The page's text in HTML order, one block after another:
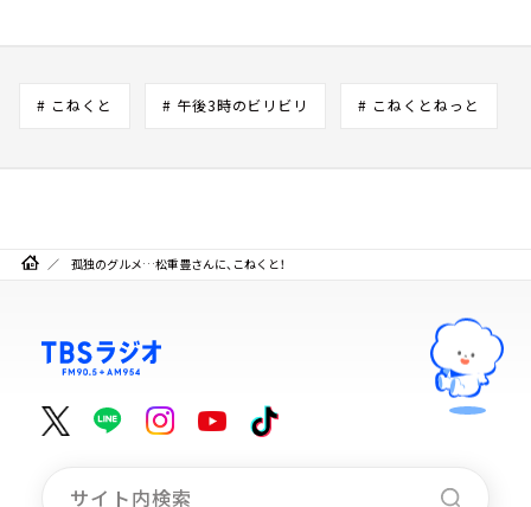
# こねくと # 午後3時のビリビリ # こねくとねっと
孤独のグルメ…松重豊さんに、こねくと！